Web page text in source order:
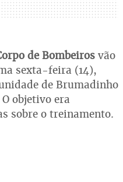
de Bombeiros vão
sexta-feira (14),
de Brumadinho
objetivo era
sobre o treinamento.